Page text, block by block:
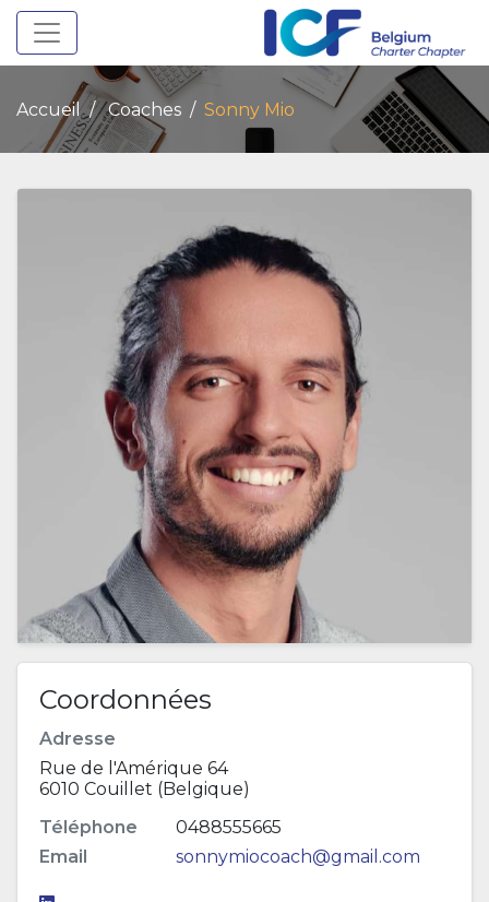
Toggle navigation
Accueil Coaches Sonny Mio
Coordonnées
Adresse
Rue de l'Amérique 64
6010 Couillet (Belgique)
Téléphone
0488555665
Email
sonnymiocoach@gmail.com